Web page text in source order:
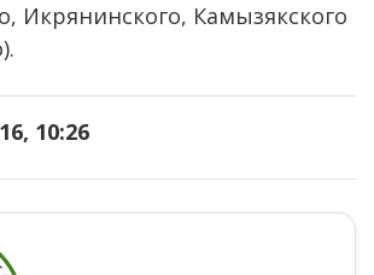
Икрянинского, Камызякского
10:26